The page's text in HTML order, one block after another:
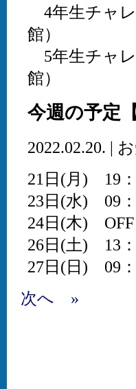
4年生チャ
館）
5年生チャ
館）
今週の予定
2022.02.20. |
21日(月) 19
23日(水) 09
24日(木) OFF
26日(土) 13
27日(日) 09
次へ »